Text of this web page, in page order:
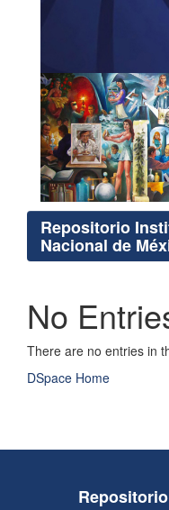
Repositorio
Nacional de
No
There are no entries in
DSpace Home